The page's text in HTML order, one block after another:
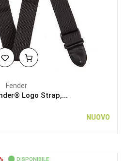
Fender
Logo Strap,...
NUOVO
DISPONIBILE